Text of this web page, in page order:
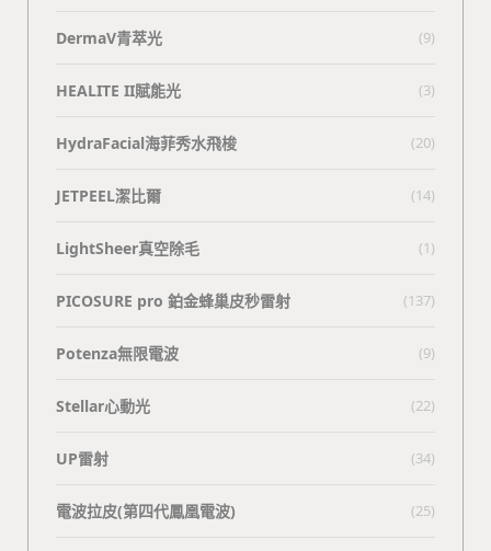
DermaV青萃光 (9)
HEALITE II賦能光 (3)
HydraFacial海菲秀水飛梭 (20)
JETPEEL潔比爾 (14)
LightSheer真空除毛 (1)
PICOSURE pro 鉑金蜂巢皮秒雷射 (137)
Potenza無限電波 (9)
Stellar心動光 (22)
UP雷射 (34)
電波拉皮(第四代鳳凰電波) (25)